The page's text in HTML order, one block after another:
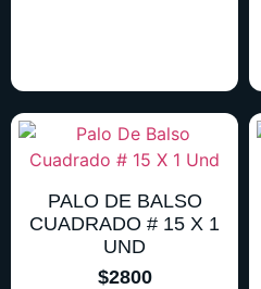
PALO DE BALSO
CUADRADO # 15 X 1
UND
$2800